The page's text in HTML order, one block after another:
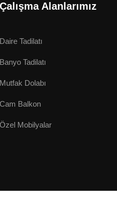
Çalışma Alanlarımız
Daire Tadilatı
Banyo Tadilatı
Mutfak Dolabı
Cam Balkon
Özel Mobilyalar